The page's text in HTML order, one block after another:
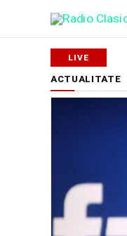
ACTUALITATE